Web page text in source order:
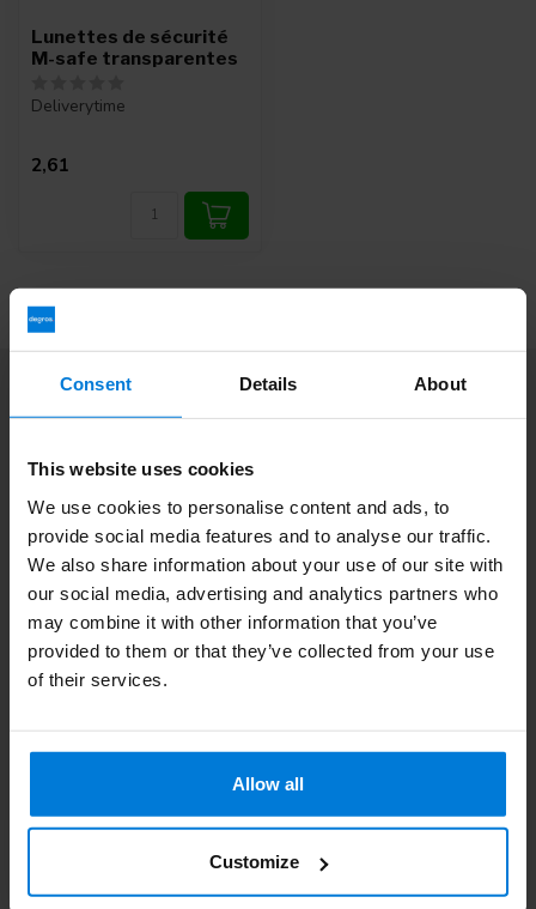
Consent Details About
This website uses cookies
We use cookies to personalise content and ads, to
provide social media features and to analyse our traffic.
We also share information about your use of our site with
our social media, advertising and analytics partners who
may combine it with other information that you’ve
provided to them or that they’ve collected from your use
of their services.
Allow all
Customize
Lunettes de sécurité
M-safe transparentes
Deliverytime
2,61
Informations additionnelles
Si vous avez des questions, veuillez contacter notre équipe du
service clientèle. Ou consultez nos blogs informatifs.
Consultez nos blogs
Abonnez-vous à notre infolettre
Restez à jour avec nos dernières offres
Degros